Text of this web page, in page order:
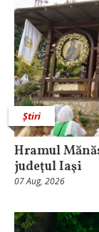
Știri
Hramul
judeţul Iaşi
07 Aug, 2026